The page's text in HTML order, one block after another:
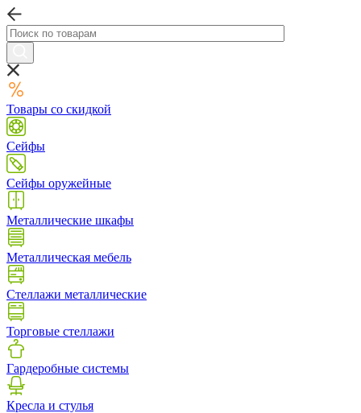
Товары со скидкой
Сейфы
Сейфы оружейные
Металлические шкафы
Металлическая мебель
Стеллажи металлические
Торговые стеллажи
Гардеробные системы
Кресла и стулья